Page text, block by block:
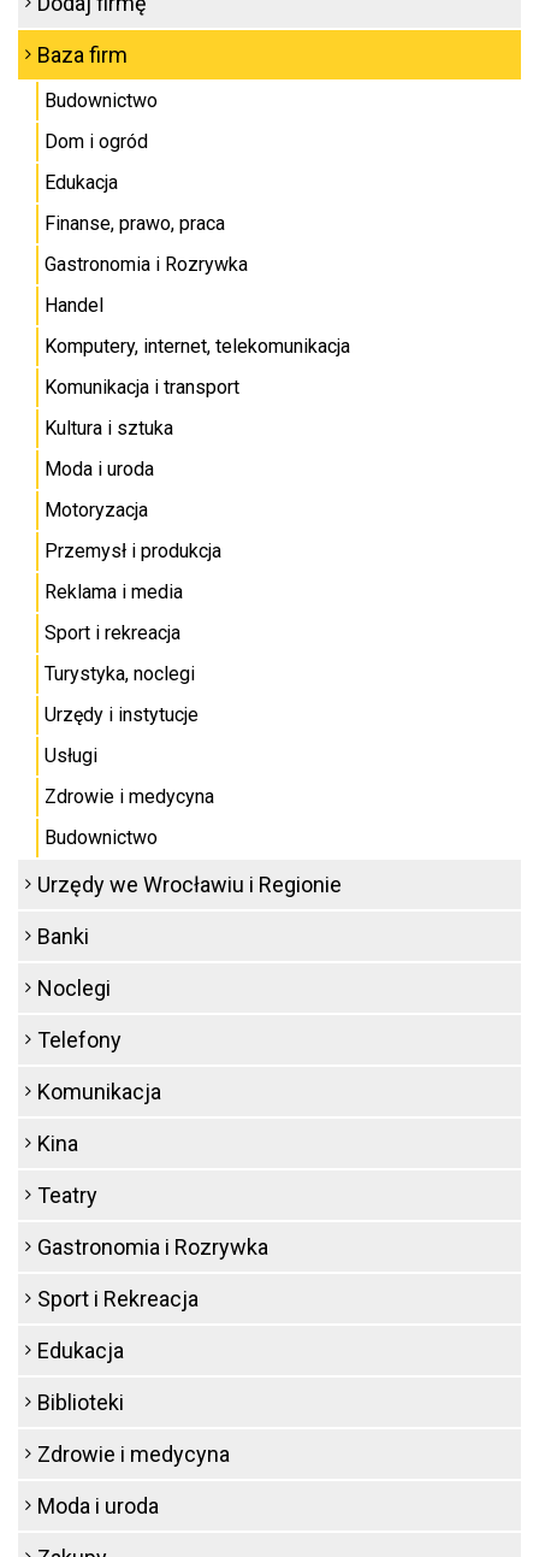
Baza firm
Budownictwo
Dom i ogród
Edukacja
Finanse, prawo, praca
Gastronomia i Rozrywka
Handel
Komputery, internet, telekomunikacja
Komunikacja i transport
Kultura i sztuka
Moda i uroda
Motoryzacja
Przemysł i produkcja
Reklama i media
Sport i rekreacja
Turystyka, noclegi
Urzędy i instytucje
Usługi
Zdrowie i medycyna
Budownictwo
Urzędy we Wrocławiu i Regionie
Banki
Noclegi
Telefony
Komunikacja
Kina
Teatry
Gastronomia i Rozrywka
Sport i Rekreacja
Edukacja
Biblioteki
Zdrowie i medycyna
Moda i uroda